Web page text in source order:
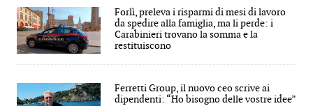
Forlì, preleva i risparmi di mesi di lavoro
da spedire alla famiglia, ma li perde: i
Carabinieri trovano la somma e la
restituiscono
Ferretti Group, il nuovo ceo scrive ai
dipendenti: “Ho bisogno delle vostre idee”